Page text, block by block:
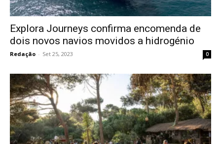
Explora Journeys confirma encomenda de
dois novos navios movidos a hidrogénio
Redação - Set 25, 2023 0